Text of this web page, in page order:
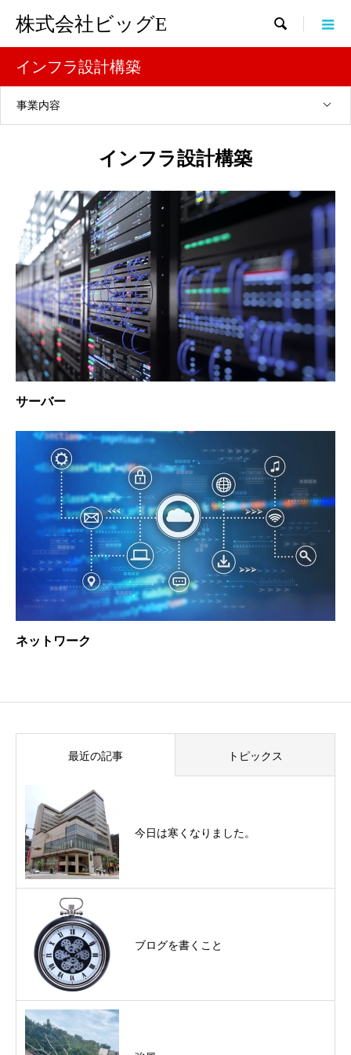
株式会社ビッグE 
インフラ設計構築
事業内容
インフラ設計構築
サーバー
ネットワーク
最近の記事 トピックス
今日は寒くなりました。
ブログを書くこと